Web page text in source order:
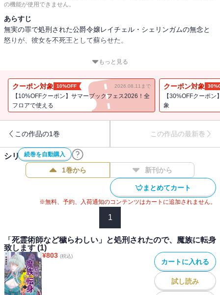
の機能が使用できません。
あらすじ
無実の罪で処刑された公爵令嬢レイチェル・シェリンガムの無念と
怒りが、彼女を不死王として蘇らせた。
平和に浮かれる人々の心に生まれた隙間を魔族は見逃すことなどな
さあ、「終わり」を始めましょう―――!
★単行本カバー下画像収録★
もっと見る
クーポン対象 10%OFF 2026.08.11まで
【10%OFFクーポン】サマーブックフェス2026！全
フロアで使える
クーポン対象
【30%OFFクーポ
象
この作品の1巻 この作品の最新巻
続巻を自動購入
シリーズ作品(3件)
1巻から 新刊から
まとめてカート
※無料、予約、入荷通知のコンテンツはカートに追加されません。
1
「死霊術師など穢らわしい」と処刑されたので、魔族に転身
致します (1)
¥803 (税込)
カートに入れる
試し読み